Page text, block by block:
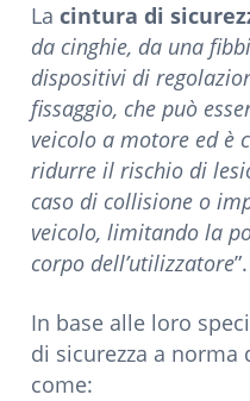
La cintura di
da cinghie, da una
dispositivi di
fissaggio, che può
veicolo a motore ed è
ridurre il rischio di
caso di collisione o
veicolo, limitando la
corpo dell’utilizzatore”.
In base alle loro
di sicurezza a norma
come: